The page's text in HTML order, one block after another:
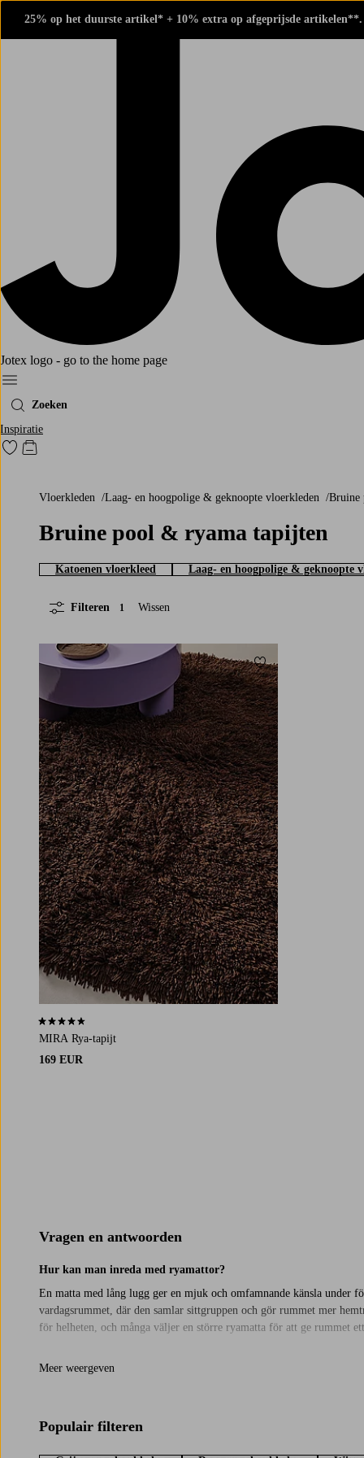
25% op het duurste artikel* + 10% extra op afgeprijsde artikelen**.
Jotex logo - go to the home page
Menu
Zoeken
Inspiratie
Ga naar favoriet gemarkeerde producten
Go to checkout
Vloerkleden Laag- en hoogpolige & geknoopte vloerkleden
Bruine pool & ryama tapijten
Katoenen vloerkleed Laag- en hoogpolige & geknoopte
Filteren 1 Wissen
MIRA Rya-tapijt
169 EUR
4,6 op basis van 13 beoordelingen
Toevoegen aan
160X230 200X300
Vragen en antwoorden
Hur kan man inreda med ryamattor?
En matta med lång lugg ger en mjuk och omfamnande känsla under
vardagsrummet, där den samlar sittgruppen och gör rummet mer
för helheten, och många väljer en större ryamatta för att ge rummet
Meer weergeven
Populair filteren